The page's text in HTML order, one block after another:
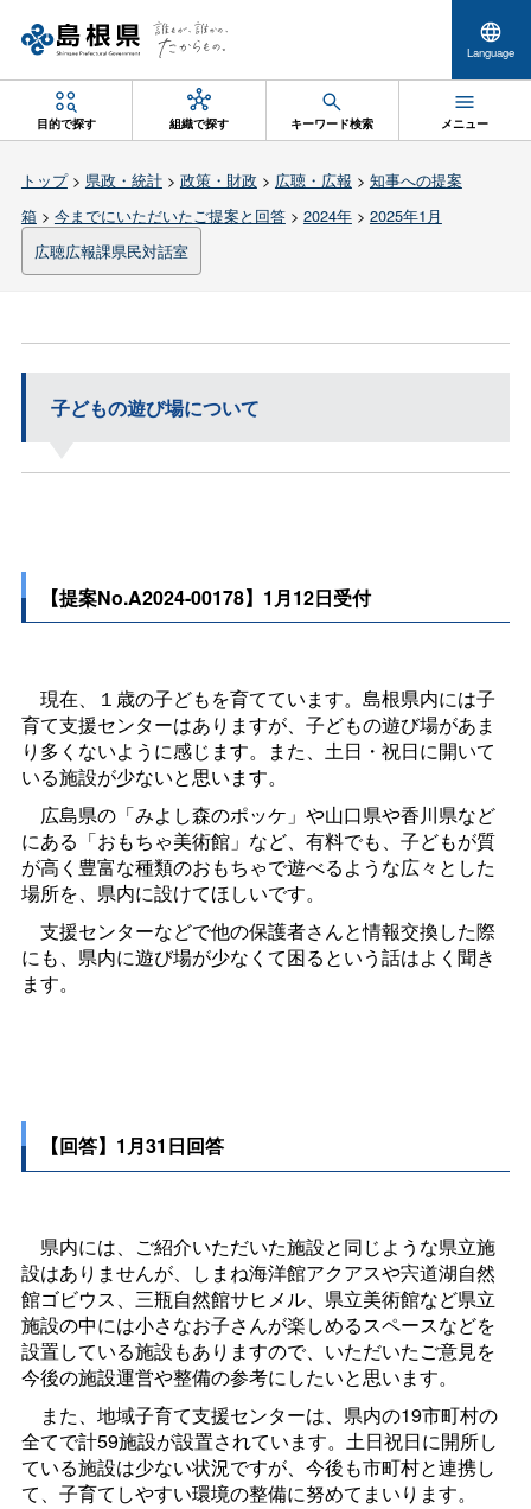
Language
目的で探す 組織で探す キーワード検索 メニュー
トップ> 県政・統計> 政策・財政 > 広聴・広報 > 知事への提案
箱> 今までにいただいたご提案と回答> 2024年> 2025年1月
広聴広報課県民対話室
子どもの遊び場について
【提案No.A2024-00178】1月12日受付
現在、１歳の子どもを育てています。島根県内には子
育て支援センターはありますが、子どもの遊び場があま
り多くないように感じます。また、土日・祝日に開いて
いる施設が少ないと思います。
広島県の「みよし森のポッケ」や山口県や香川県など
にある「おもちゃ美術館」など、有料でも、子どもが質
が高く豊富な種類のおもちゃで遊べるような広々とした
場所を、県内に設けてほしいです。
支援センターなどで他の保護者さんと情報交換した際
にも、県内に遊び場が少なくて困るという話はよく聞き
ます。
【回答】1月31日回答
県内には、ご紹介いただいた施設と同じような県立施
設はありませんが、しまね海洋館アクアスや宍道湖自然
館ゴビウス、三瓶自然館サヒメル、県立美術館など県立
施設の中には小さなお子さんが楽しめるスペースなどを
設置している施設もありますので、いただいたご意見を
今後の施設運営や整備の参考にしたいと思います。
また、地域子育て支援センターは、県内の19市町村の
全てで計59施設が設置されています。土日祝日に開所し
ている施設は少ない状況ですが、今後も市町村と連携し
て、子育てしやすい環境の整備に努めてまいります。